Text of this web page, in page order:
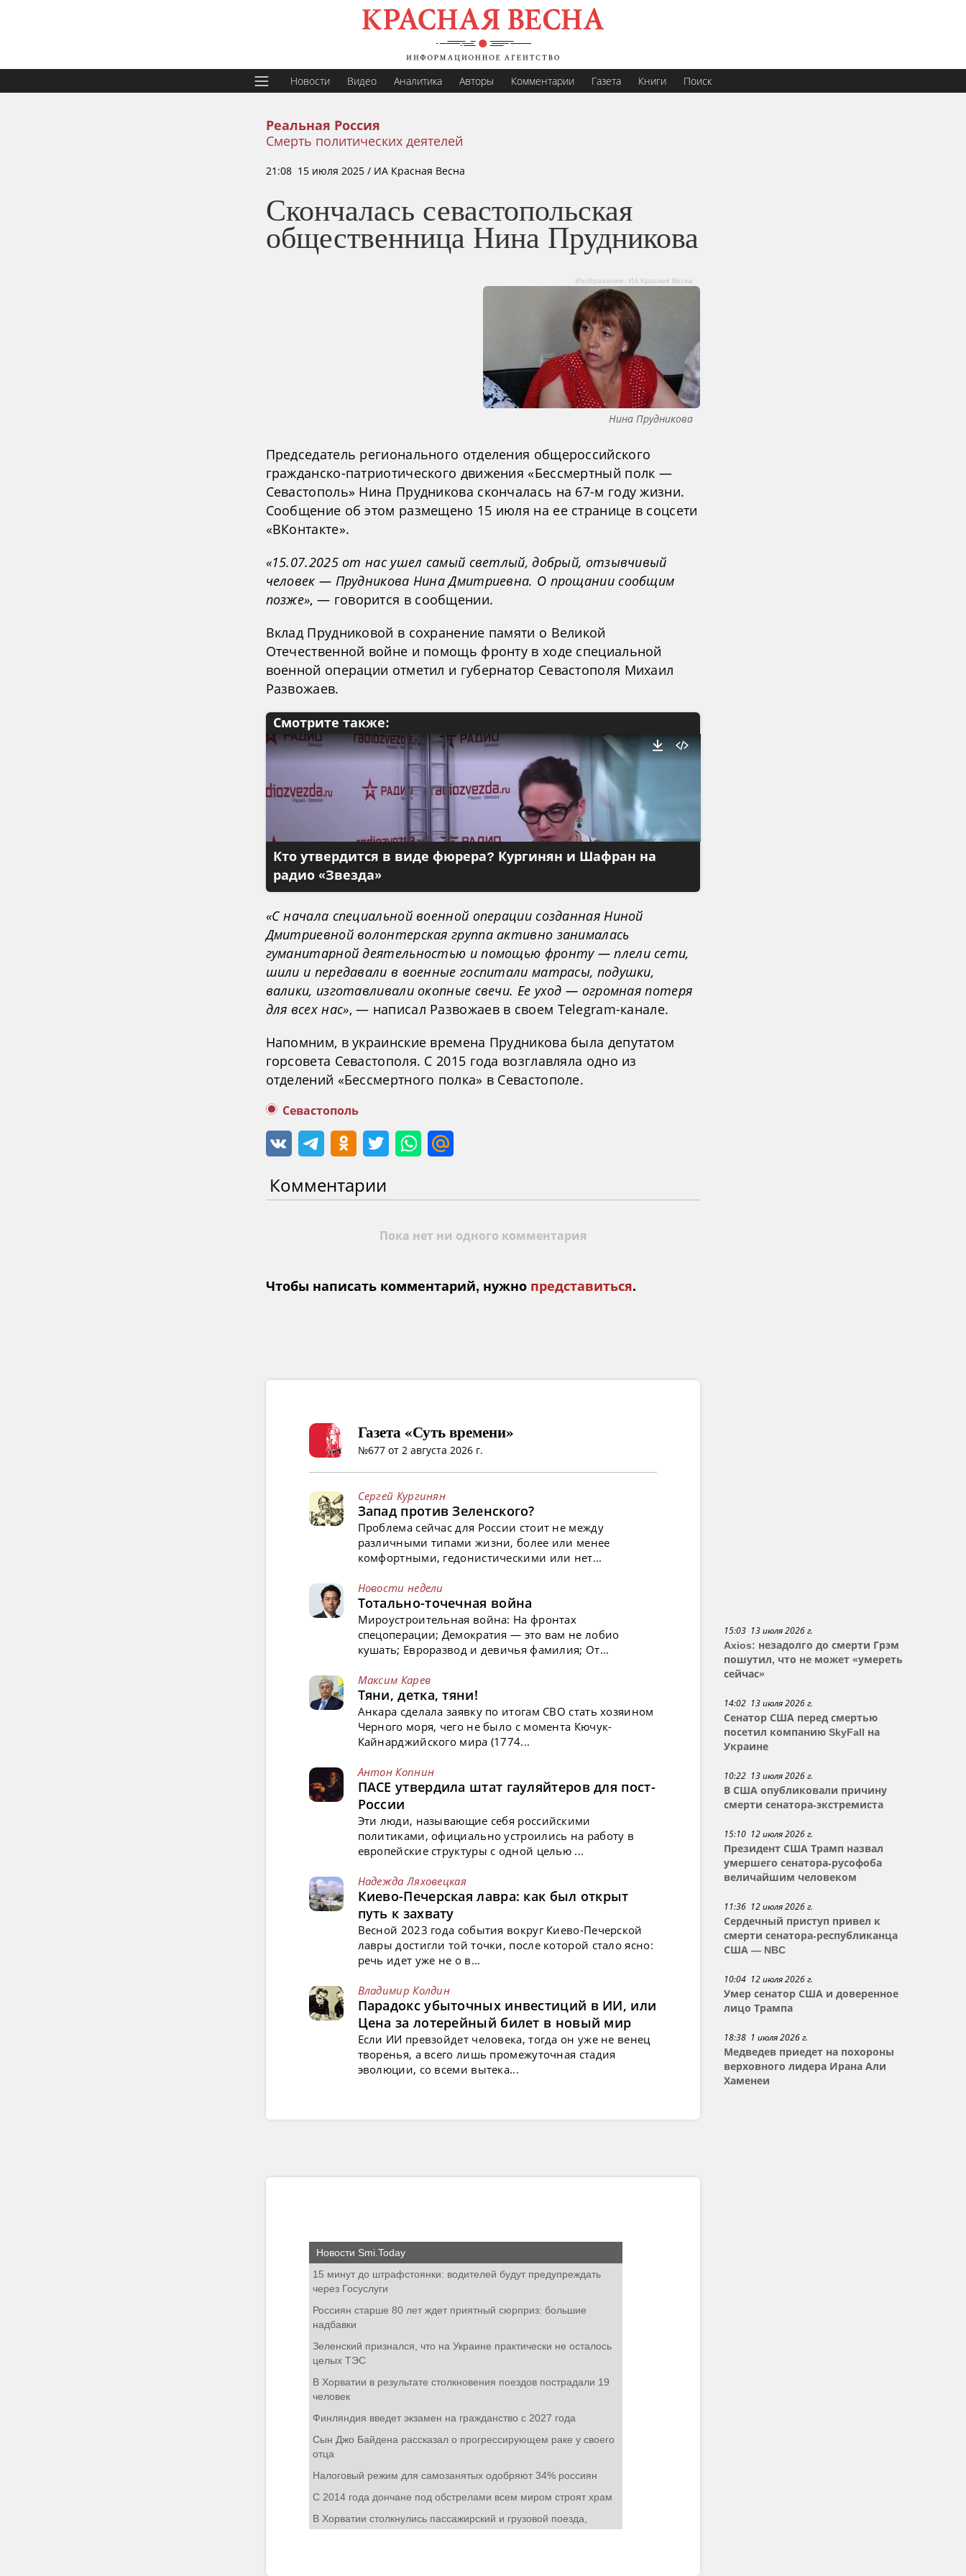
Новости Видео Аналитика Авторы Комментарии Газета Книги Поиск
Реальная Россия
Смерть политических деятелей
21:08 15 июля 2025 / ИА Красная Весна
Скончалась севастопольская
общественница Нина Прудникова
Изображение: ИА Красная Весна
Нина Прудникова
Председатель регионального отделения общероссийского
гражданско-патриотического движения «Бессмертный полк —
Севастополь» Нина Прудникова скончалась на 67-м году жизни.
Сообщение об этом размещено 15 июля на ее странице в соцсети
«ВКонтакте».
«15.07.2025 от нас ушел самый светлый, добрый, отзывчивый
человек — Прудникова Нина Дмитриевна. О прощании сообщим
позже», — говорится в сообщении.
Вклад Прудниковой в сохранение памяти о Великой
Отечественной войне и помощь фронту в ходе специальной
военной операции отметил и губернатор Севастополя Михаил
Развожаев.
Смотрите также:
Кто утвердится в виде фюрера? Кургинян и Шафран на
радио «Звезда»
«С начала специальной военной операции созданная Ниной
Дмитриевной волонтерская группа активно занималась
гуманитарной деятельностью и помощью фронту — плели сети,
шили и передавали в военные госпитали матрасы, подушки,
валики, изготавливали окопные свечи. Ее уход — огромная потеря
для всех нас», — написал Развожаев в своем Telegram-канале.
Напомним, в украинские времена Прудникова была депутатом
горсовета Севастополя. С 2015 года возглавляла одно из
отделений «Бессмертного полка» в Севастополе.
Севастополь
Комментарии
Пока нет ни одного комментария
Чтобы написать комментарий, нужно представиться.
15:03 13 июля 2026 г.
Axios: незадолго до смерти Грэм
пошутил, что не может «умереть
сейчас»
14:02 13 июля 2026 г.
Сенатор США перед смертью
посетил компанию SkyFall на
Украине
10:22 13 июля 2026 г.
В США опубликовали причину
смерти сенатора-экстремиста
15:10 12 июля 2026 г.
Президент США Трамп назвал
умершего сенатора-русофоба
величайшим человеком
11:36 12 июля 2026 г.
Сердечный приступ привел к
смерти сенатора-республиканца
США — NBC
10:04 12 июля 2026 г.
Умер сенатор США и доверенное
лицо Трампа
18:38 1 июля 2026 г.
Медведев приедет на похороны
верховного лидера Ирана Али
Хаменеи
Газета «Суть времени»
№677 от 2 августа 2026 г.
Сергей Кургинян
Запад против Зеленского?
Проблема сейчас для России стоит не между
различными типами жизни, более или менее
комфортными, гедонистическими или нет...
Новости недели
Тотально-точечная война
Мироустроительная война: На фронтах
спецоперации; Демократия — это вам не лобио
кушать; Евроразвод и девичья фамилия; От...
Максим Карев
Тяни, детка, тяни!
Анкара сделала заявку по итогам СВО стать хозяином
Черного моря, чего не было с момента Кючук-
Кайнарджийского мира (1774...
Антон Копнин
ПАСЕ утвердила штат гауляйтеров для пост-
России
Эти люди, называющие себя российскими
политиками, официально устроились на работу в
европейские структуры с одной целью ...
Надежда Ляховецкая
Киево-Печерская лавра: как был открыт
путь к захвату
Весной 2023 года события вокруг Киево-Печерской
лавры достигли той точки, после которой стало ясно:
речь идет уже не о в...
Владимир Колдин
Парадокс убыточных инвестиций в ИИ, или
Цена за лотерейный билет в новый мир
Если ИИ превзойдет человека, тогда он уже не венец
творенья, а всего лишь промежуточная стадия
эволюции, со всеми вытека...